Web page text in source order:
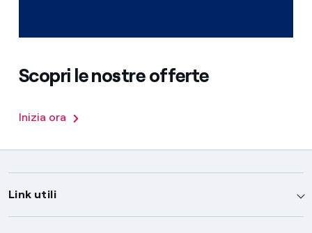
Scopri le nostre offerte
Inizia ora
Link utili